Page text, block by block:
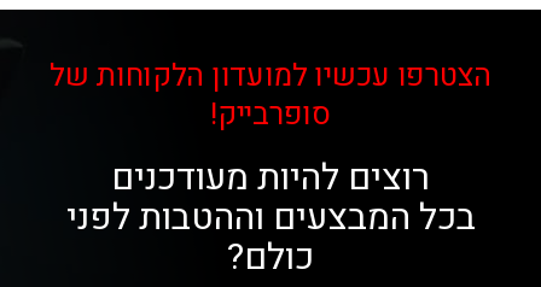
הצטרפו עכשיו למועדון הלקוחות של
סופרבייק!
רוצים להיות מעודכנים
בכל המבצעים וההטבות לפני
כולם?